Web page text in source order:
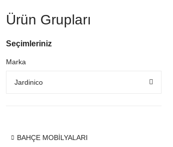
Ürün Grupları
Seçimleriniz
Marka
Jardinico
BAHÇE MOBİLYALARI